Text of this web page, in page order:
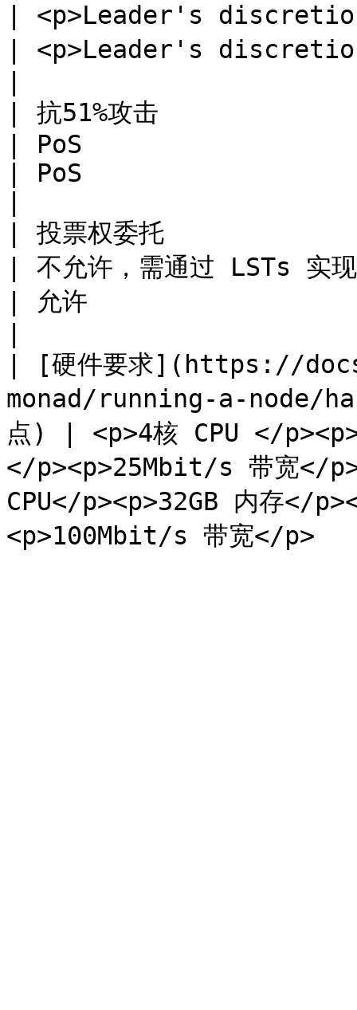
| <p>Leader's
| <p>Leader's discretion
| 抗51%攻击
| PoS
| PoS
| 投票权委托
| 不允许，需通过 LSTs 实现
| 允许
| [硬件要求](https://
monad/running-a-node/
点) | <p>4核 CPU </
</p><p>25Mbit/s 带宽
CPU</p><p>32GB 内存</